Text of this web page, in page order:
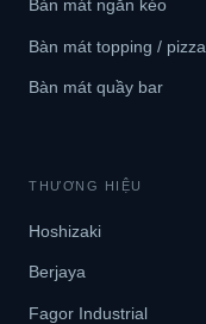
Bàn mát ngăn kéo
Bàn mát topping / pizza
Bàn mát quầy bar
THƯƠNG HIỆU
Hoshizaki
Berjaya
Fagor Industrial